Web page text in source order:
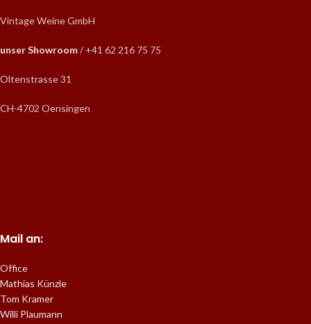
Vintage Weine GmbH
unser Showroom/ +41 62 216 75 75
Oltenstrasse 31
CH-4702 Oensingen
Mail an:
Office
Mathias Künzle
Tom Kramer
Willi Plaumann